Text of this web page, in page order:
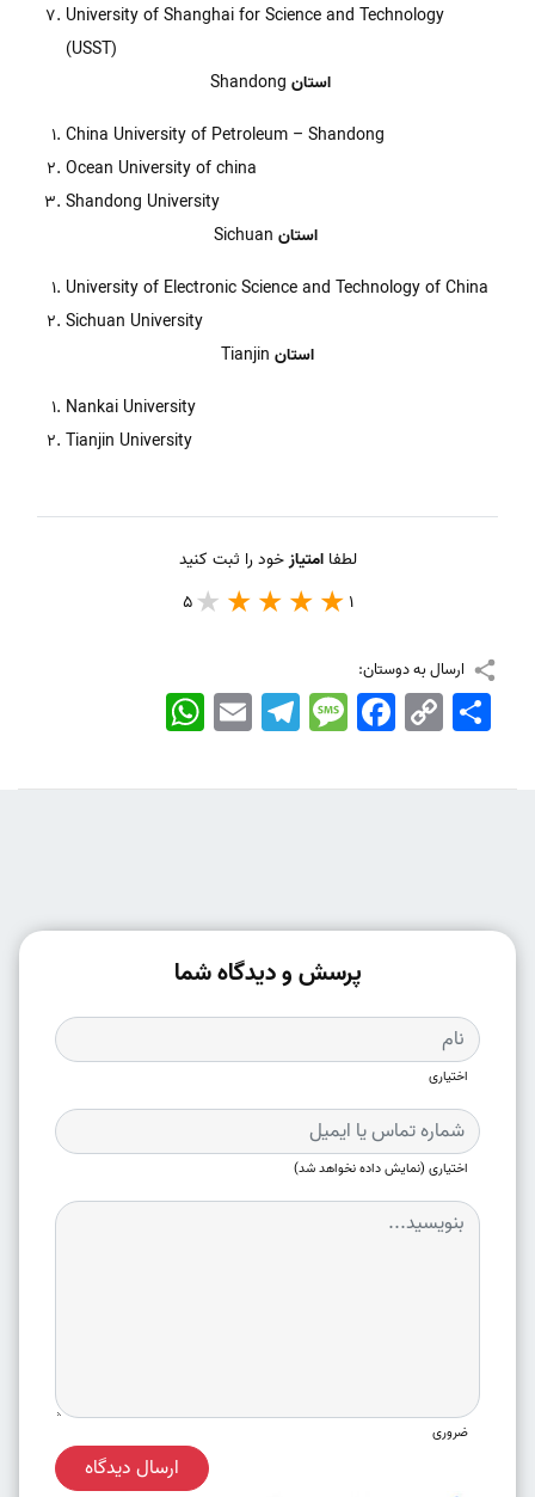
University of Shanghai for Science and Technology
(USST)
استان Shandong
China University of Petroleum – Shandong
Ocean University of china
Shandong University
استان Sichuan
University of Electronic Science and Technology of China
Sichuan University
استان Tianjin
Nankai University
Tianjin University
لطفاامتیازخود را ثبت کنید
1
5
ارسال به دوستان:
WhatsApp EmailTelegramMessageFacebook Copy
Link
اشتراک
پرسش و دیدگاه شما
اختیاری
اختیاری (نمایش داده نخواهد شد)
ضروری
ارسال دیدگاه